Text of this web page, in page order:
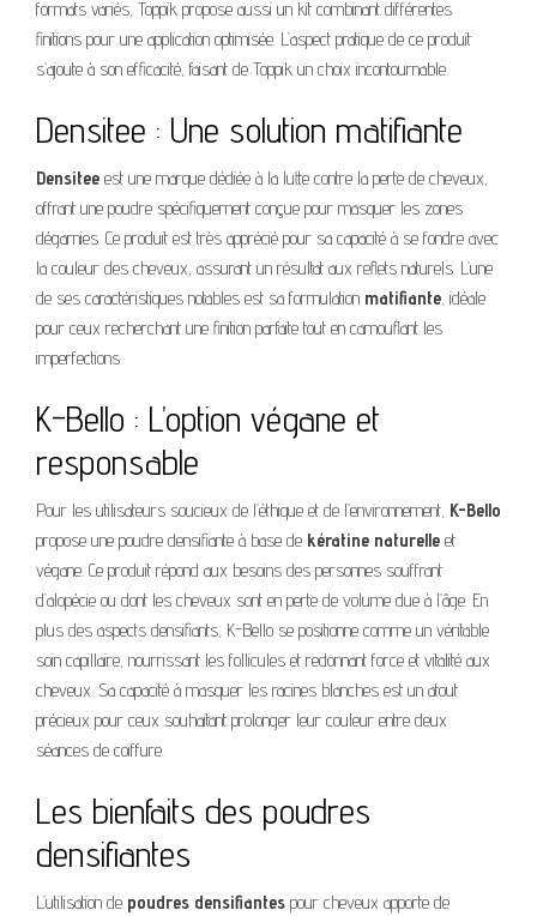
formats variés, Toppik propose aussi un kit combinant différentes
finitions pour une application optimisée. L’aspect pratique de ce produit
s’ajoute à son efficacité, faisant de Toppik un choix incontournable.
Densitee : Une solution matifiante
Densitee est une marque dédiée à la lutte contre la perte de cheveux,
offrant une poudre spécifiquement conçue pour masquer les zones
dégarnies. Ce produit est très apprécié pour sa capacité à se fondre avec
la couleur des cheveux, assurant un résultat aux reflets naturels. L’une
de ses caractéristiques notables est sa formulation matifiante, idéale
pour ceux recherchant une finition parfaite tout en camouflant les
imperfections.
K-Bello : L’option végane et
responsable
Pour les utilisateurs soucieux de l’éthique et de l’environnement, K-Bello
propose une poudre densifiante à base de kératine naturelle et
végane. Ce produit répond aux besoins des personnes souffrant
d’alopécie ou dont les cheveux sont en perte de volume due à l’âge. En
plus des aspects densifiants, K-Bello se positionne comme un véritable
soin capillaire, nourrissant les follicules et redonnant force et vitalité aux
cheveux. Sa capacité à masquer les racines blanches est un atout
précieux pour ceux souhaitant prolonger leur couleur entre deux
séances de coiffure.
Les bienfaits des poudres
densifiantes
L’utilisation de poudres densifiantes pour cheveux apporte de